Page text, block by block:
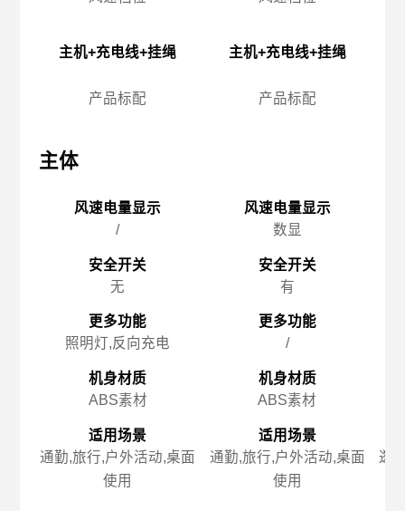
主机+充电线+挂绳
产品标配
主体
风速电量显示
/
安全开关
无
更多功能
照明灯,反向充电
机身材质
ABS素材
适用场景
通勤,旅行,户外活动,桌面
使用
主机+充电线+挂绳
产品标配
风速电量显示
数显
安全开关
有
更多功能
/
机身材质
ABS素材
适用场景
通勤,旅行,户外活动,桌面
使用
逛